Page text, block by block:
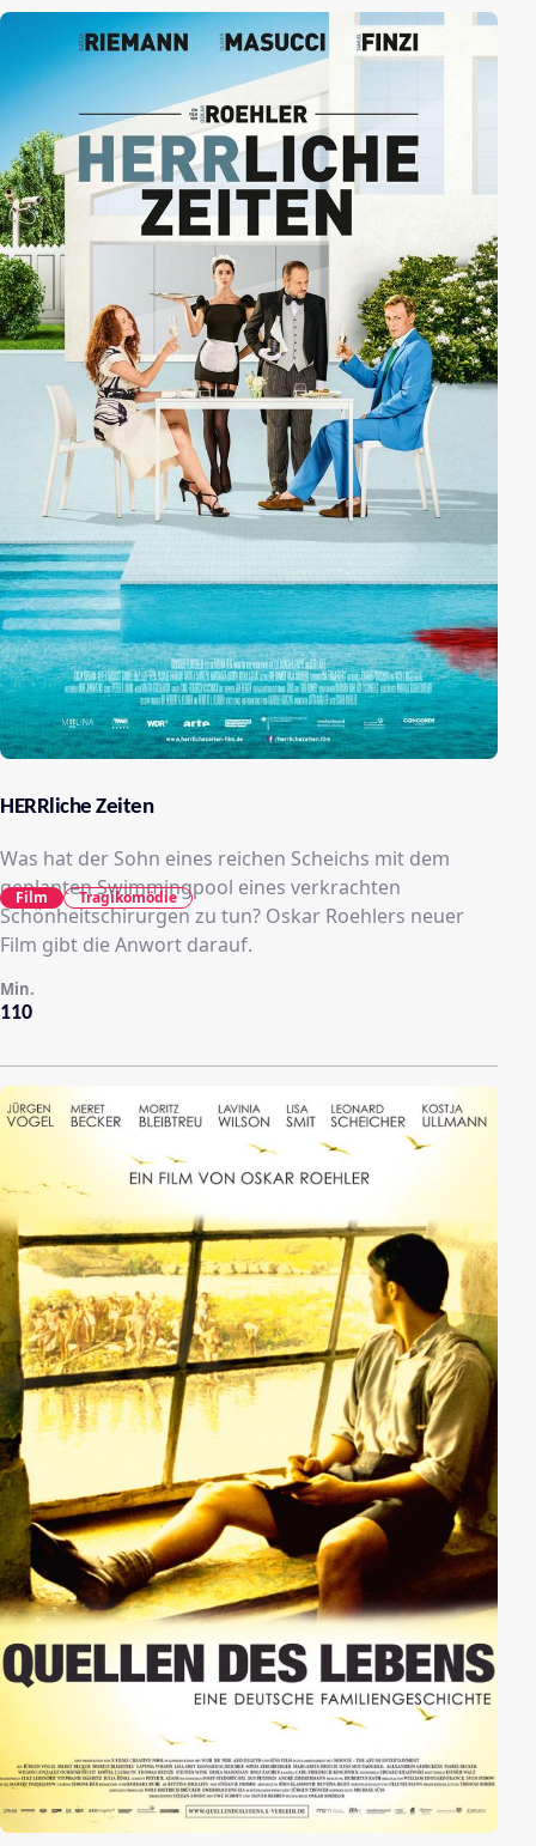
HERRliche Zeiten
Was hat der Sohn eines reichen Scheichs mit dem
geplanten Swimmingpool eines verkrachten
Schönheitschirurgen zu tun? Oskar Roehlers neuer
Film gibt die Anwort darauf.
110
Min.
Film Tragikomödie